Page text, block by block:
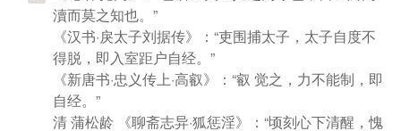
瀆而莫之知也。”
《汉书·戾太子刘据传》：“吏围捕太子，太子自度不
得脱，即入室距户自经。”
《新唐书·忠义传上·高叡》：“叡 觉之，力不能制，即
自经。”
清 蒲松龄 《聊斋志异·狐惩淫》：“顷刻心下清醒，愧